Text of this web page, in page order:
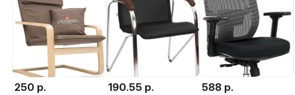
250 р. 190.55 р. 588 р.